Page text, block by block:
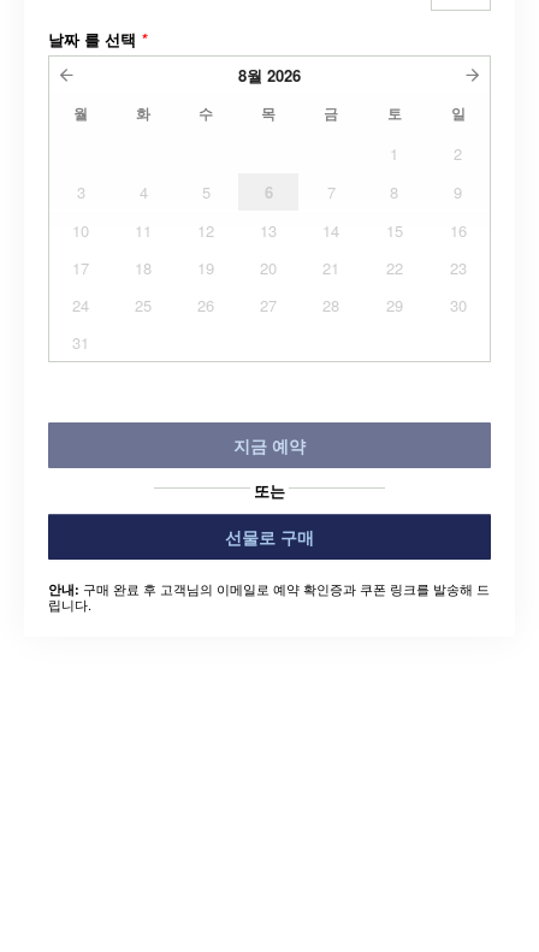
날짜 를 선택 *
8월 2026
월 화 수 목 금 토 일
1
2
3
4 5 6 7 8
9
10
11 12 13 14 15
16
17
18 19 20 21 22
23
24
25 26 27 28 29
30
31
지금 예약
또는
선물로 구매
안내: 구매 완료 후 고객님의 이메일로 예약 확인증과 쿠폰 링크를 발송해 드
립니다.